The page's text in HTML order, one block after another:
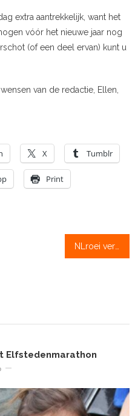
extra aantrekkelijk, want het
vóór het nieuwe jaar nog
(of een deel ervan) kunt u
van de redactie, Ellen,
X Tumblr
Print
NLroei verkiezingen: komen de eerstejaars van 2018 uit Amsterdam, Groningen of Leiden?
Elfstedenmarathon